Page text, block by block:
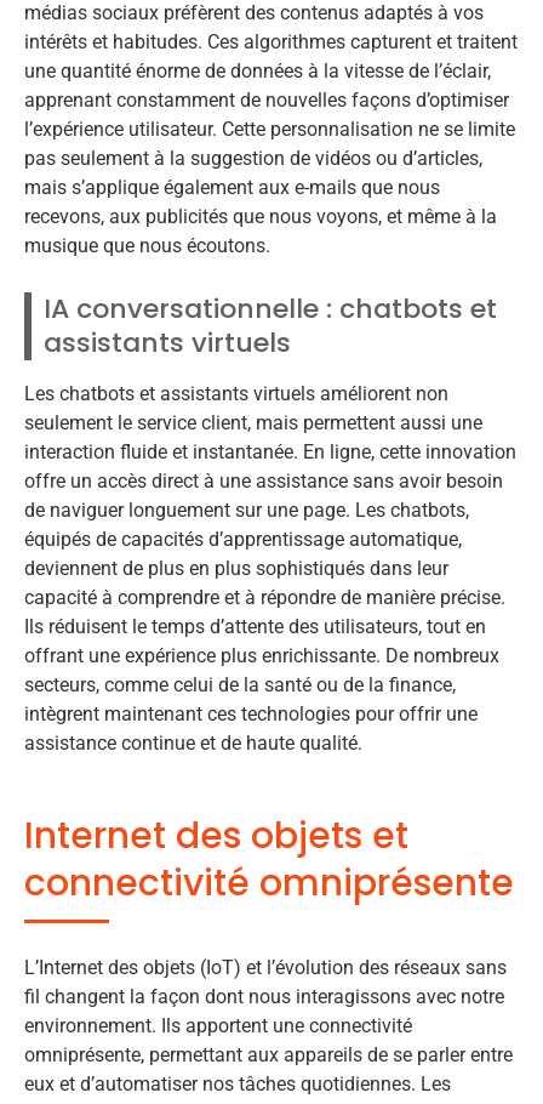
médias sociaux préfèrent des contenus adaptés à vos
intérêts et habitudes. Ces algorithmes capturent et traitent
une quantité énorme de données à la vitesse de l’éclair,
apprenant constamment de nouvelles façons d’optimiser
l’expérience utilisateur. Cette personnalisation ne se limite
pas seulement à la suggestion de vidéos ou d’articles,
mais s’applique également aux e-mails que nous
recevons, aux publicités que nous voyons, et même à la
musique que nous écoutons.
IA conversationnelle : chatbots et
assistants virtuels
Les chatbots et assistants virtuels améliorent non
seulement le service client, mais permettent aussi une
interaction fluide et instantanée. En ligne, cette innovation
offre un accès direct à une assistance sans avoir besoin
de naviguer longuement sur une page. Les chatbots,
équipés de capacités d’apprentissage automatique,
deviennent de plus en plus sophistiqués dans leur
capacité à comprendre et à répondre de manière précise.
Ils réduisent le temps d’attente des utilisateurs, tout en
offrant une expérience plus enrichissante. De nombreux
secteurs, comme celui de la santé ou de la finance,
intègrent maintenant ces technologies pour offrir une
assistance continue et de haute qualité.
Internet des objets et
connectivité omniprésente
L’Internet des objets (IoT) et l’évolution des réseaux sans
fil changent la façon dont nous interagissons avec notre
environnement. Ils apportent une connectivité
omniprésente, permettant aux appareils de se parler entre
eux et d’automatiser nos tâches quotidiennes. Les